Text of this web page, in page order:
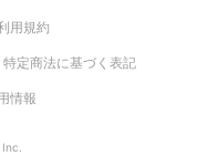
用規約
特定商法に基づく表記
情報